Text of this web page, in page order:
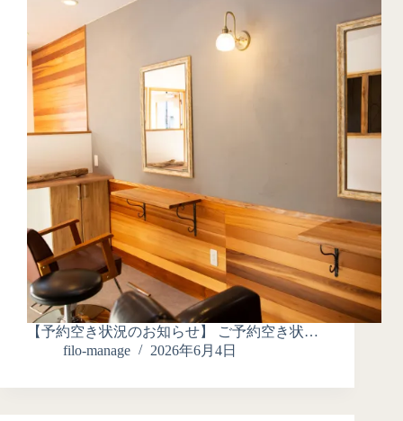
【予約空き状況のお知らせ】 ご予約空き状…
filo-manage
2026年6月4日